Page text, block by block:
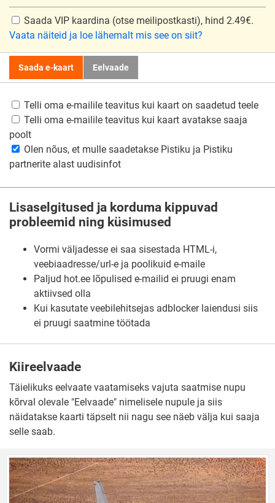
Saada VIP kaardina (otse meilipostkasti), hind 2.49€.
Vaata näiteid ja loe lähemalt mis see on siit?
Saada e-kaart Eelvaade
Telli oma e-mailile teavitus kui kaart on saadetud teele
Telli oma e-mailile teavitus kui kaart avatakse saaja
poolt
Olen nõus, et mulle saadetakse Pistiku ja Pistiku
partnerite alast uudisinfot
Lisaselgitused ja korduma kippuvad
probleemid ning küsimused
Vormi väljadesse ei saa sisestada HTML-i,
veebiaadresse/url-e ja poolikuid e-maile
Paljud hot.ee lõpulised e-mailid ei pruugi enam
aktiivsed olla
Kui kasutate veebilehitsejas adblocker laiendusi siis
ei pruugi saatmine töötada
Kiireelvaade
Täielikuks eelvaate vaatamiseks vajuta saatmise nupu
kõrval olevale "Eelvaade" nimelisele nupule ja siis
näidatakse kaarti täpselt nii nagu see näeb välja kui saaja
selle saab.